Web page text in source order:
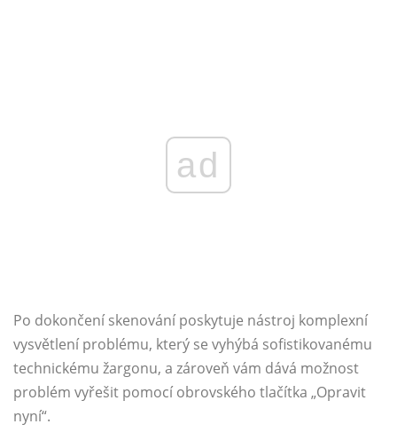
ad
Po dokončení skenování poskytuje nástroj komplexní
vysvětlení problému, který se vyhýbá sofistikovanému
technickému žargonu, a zároveň vám dává možnost
problém vyřešit pomocí obrovského tlačítka „Opravit
nyní“.